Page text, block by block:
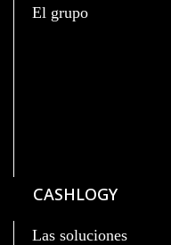
El grupo
CASHLOGY
Las soluciones